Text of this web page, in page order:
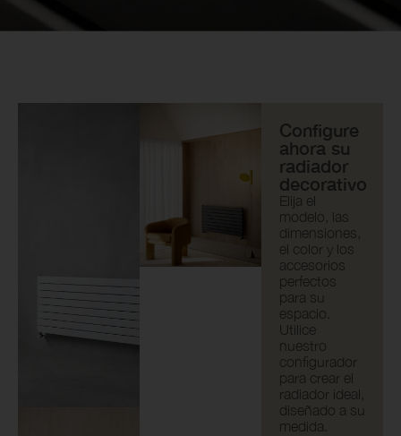
Configure
ahora su
radiador
decorativo
Elija el
modelo, las
dimensiones,
el color y los
accesorios
perfectos
para su
espacio.
Utilice
nuestro
configurador
para crear el
radiador ideal,
diseñado a su
medida.